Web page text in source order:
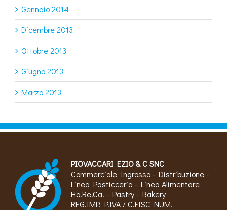
Gennaio 2014
Dicembre 2013
Ottobre 2013
Giugno 2013
Marzo 2013
PIOVACCARI EZIO & C SNC
Commerciale Ingrosso - Distribuzione -
Linea Pasticceria - Linea Alimentare
Ho.Re.Ca. - Pastry - Bakery
REG.IMP. P.IVA / C.FISC NUM.